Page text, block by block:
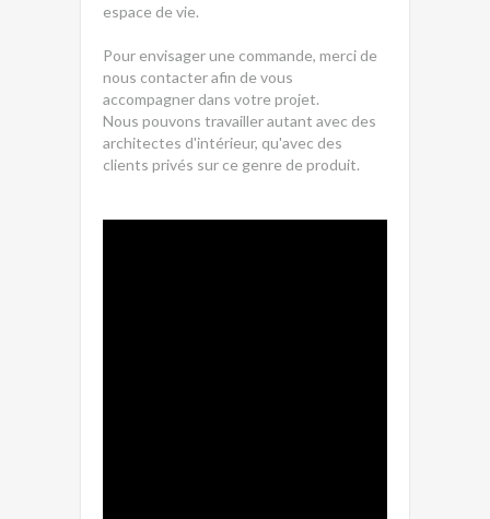
espace de vie.
Pour envisager une commande, merci de
nous contacter afin de vous
accompagner dans votre projet.
Nous pouvons travailler autant avec des
architectes d'intérieur, qu'avec des
clients privés sur ce genre de produit.